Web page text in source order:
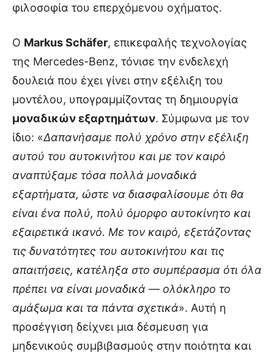
φιλοσοφία του επερχόμενου οχήματος.
Ο Markus Schäfer, επικεφαλής τεχνολογίας
της Mercedes-Benz, τόνισε την ενδελεχή
δουλειά που έχει γίνει στην εξέλιξη του
μοντέλου, υπογραμμίζοντας τη δημιουργία
μοναδικών εξαρτημάτων. Σύμφωνα με τον
ίδιο: «Δαπανήσαμε πολύ χρόνο στην εξέλιξη
αυτού του αυτοκινήτου και με τον καιρό
αναπτύξαμε τόσα πολλά μοναδικά
εξαρτήματα, ώστε να διασφαλίσουμε ότι θα
είναι ένα πολύ, πολύ όμορφο αυτοκίνητο και
εξαιρετικά ικανό. Με τον καιρό, εξετάζοντας
τις δυνατότητες του αυτοκινήτου και τις
απαιτήσεις, κατέληξα στο συμπέρασμα ότι όλα
πρέπει να είναι μοναδικά — ολόκληρο το
αμάξωμα και τα πάντα σχετικά». Αυτή η
προσέγγιση δείχνει μια δέσμευση για
μηδενικούς συμβιβασμούς στην ποιότητα και